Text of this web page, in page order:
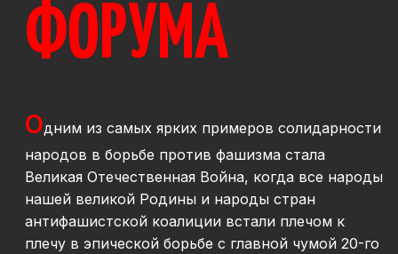
ФОРУМА
Одним из самых ярких примеров солидарности
народов в борьбе против фашизма стала
Великая Отечественная Война, когда все народы
нашей великой Родины и народы стран
антифашистской коалиции встали плечом к
плечу в эпической борьбе с главной чумой 20-го